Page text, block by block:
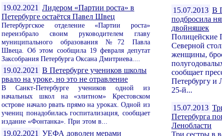
19.02.2021 Лидером «Партии роста» в
Петербурге остаётся Павел Швец
Петербургское отделение «Партии роста»
переизбрало своим руководителем главу
муниципального образования №72 Павла
Швеца. Об этом сообщила 19 февраля депутат
Заксобрания Петербурга Оксана Дмитриева....
19.02.2021 В Петербурге учеников школы
рвало на уроке, но это не отравление
В Санкт-Петербурге учеников одной из
начальных школ на «элитном» Крестовском
острове начало рвать прямо на уроках. Одной из
учениц понадобилась госпитализация, сообщает
издание «Фонтанка». При этом в...
19.02.2021 УЕФА доволен мерами
15.07.2013 В
подбросила
двойняшек
Полицейские
Северной
женщины,
сообщает
Петербургу и
25-й...
15.07.2013
Петербурга
Ленобласти